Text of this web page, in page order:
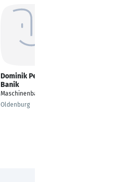
Dominik Peter
Banik
Maschinenbau
Oldenburg